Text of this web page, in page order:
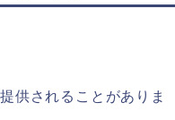
供されることがありま